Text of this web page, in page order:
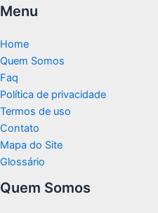
Menu
Home
Quem Somos
Faq
Política de privacidade
Termos de uso
Contato
Mapa do Site
Glossário
Quem Somos